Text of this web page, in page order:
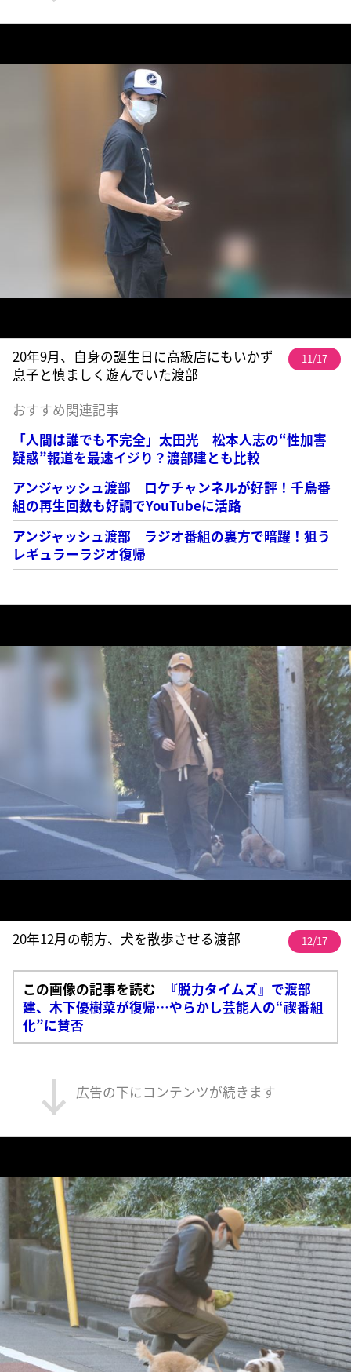
20年9月、自身の誕生日に高級店にもいかず
息子と慎ましく遊んでいた渡部
11/17
おすすめ関連記事
「人間は誰でも不完全」太田光 松本人志の“性加害
疑惑”報道を最速イジり？渡部建とも比較
アンジャッシュ渡部 ロケチャンネルが好評！千鳥番
組の再生回数も好調でYouTubeに活路
アンジャッシュ渡部 ラジオ番組の裏方で暗躍！狙う
レギュラーラジオ復帰
20年12月の朝方、犬を散歩させる渡部 12/17
この画像の記事を読む
『脱力タイムズ』で渡部
建、木下優樹菜が復帰…やらかし芸能人の“禊番組
化”に賛否
広告の下にコンテンツが続きます